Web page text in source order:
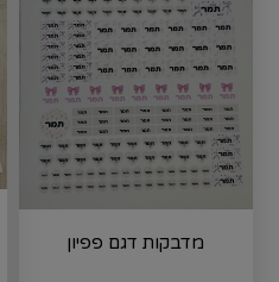
מדבקות דגם פפיון